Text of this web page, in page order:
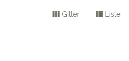
Gitter Liste